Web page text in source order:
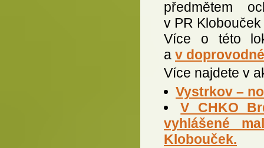
předmětem
v PR
Více o této
a v
Více najdete v
Vystrkov –
V CHKO
vyhlášené
Klobouček.